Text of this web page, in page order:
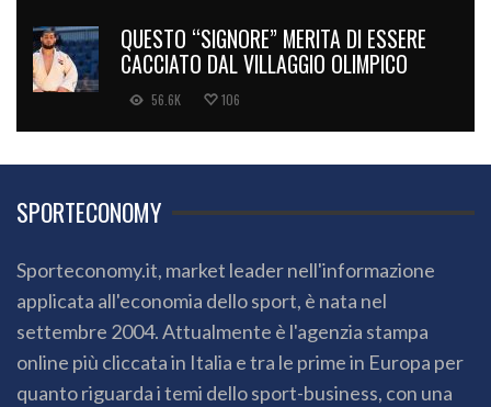
QUESTO “SIGNORE” MERITA DI ESSERE
CACCIATO DAL VILLAGGIO OLIMPICO
56.6K 106
SPORTECONOMY
Sporteconomy.it, market leader nell'informazione
applicata all'economia dello sport, è nata nel
settembre 2004. Attualmente è l'agenzia stampa
online più cliccata in Italia e tra le prime in Europa per
quanto riguarda i temi dello sport-business, con una